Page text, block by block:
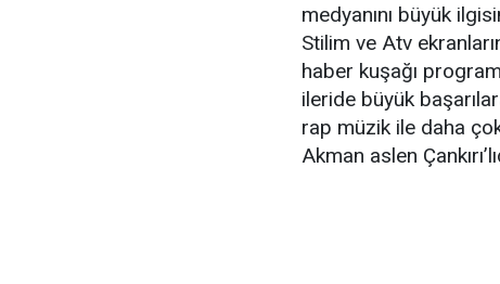
medyanını büyük
Stilim ve Atv
haber kuşağı
ileride büyük
rap müzik ile daha
Akman aslen